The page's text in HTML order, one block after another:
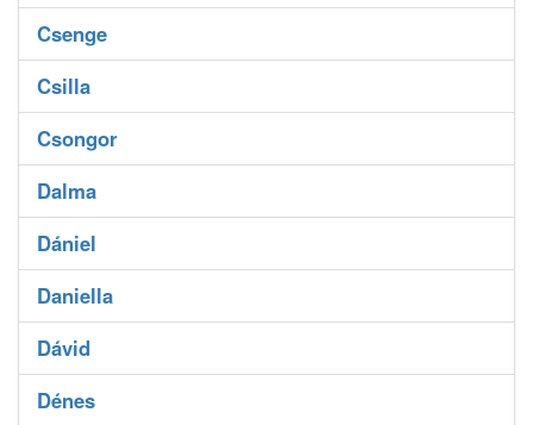
Csenge
Csilla
Csongor
Dalma
Dániel
Daniella
Dávid
Dénes